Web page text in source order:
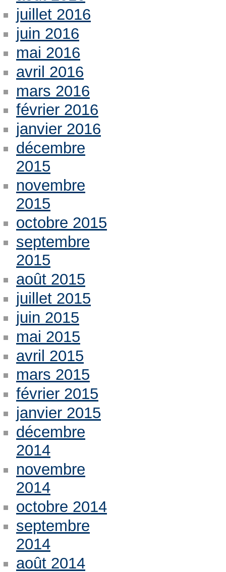
juillet 2016
juin 2016
mai 2016
avril 2016
mars 2016
février 2016
janvier 2016
décembre
2015
novembre
2015
octobre 2015
septembre
2015
août 2015
juillet 2015
juin 2015
mai 2015
avril 2015
mars 2015
février 2015
janvier 2015
décembre
2014
novembre
2014
octobre 2014
septembre
2014
août 2014